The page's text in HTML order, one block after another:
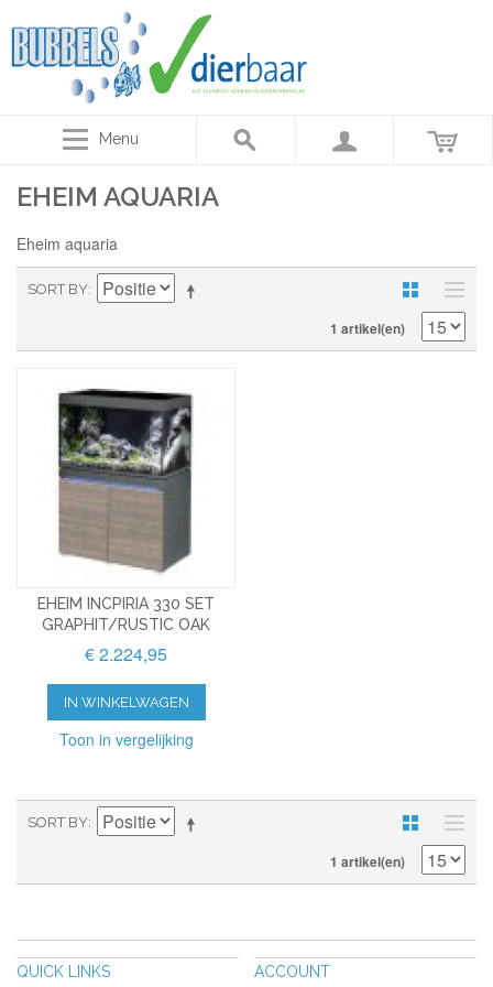
Menu
EHEIM AQUARIA
Eheim aquaria
SORT BY
1 artikel(en)
EHEIM INCPIRIA 330 SET
GRAPHIT/RUSTIC OAK
€ 2.224,95
IN WINKELWAGEN
Toon in vergelijking
SORT BY
1 artikel(en)
QUICK LINKS ACCOUNT